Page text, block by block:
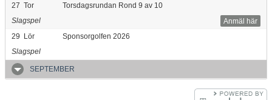
27 Tor
Torsdagsrundan Rond 9 av 10
Anmäl här
Slagspel
29 Lör
Sponsorgolfen 2026
Slagspel
SEPTEMBER